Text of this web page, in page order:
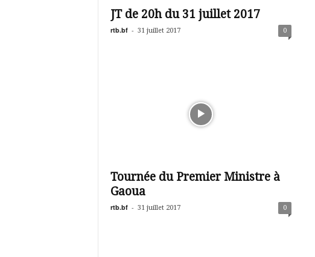
JT de 20h du 31 juillet 2017
rtb.bf - 31 juillet 2017 0
Tournée du Premier Ministre à
Gaoua
rtb.bf - 31 juillet 2017 0